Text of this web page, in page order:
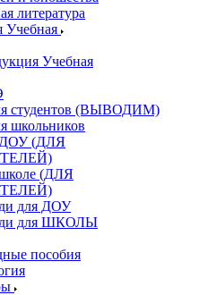
литература
Учебная
Учебная
студентов (ВЫВОДИМ)
школьников
ДОУ (ДЛЯ
школе (ДЛЯ
для ДОУ
для ШКОЛЫ
пособия